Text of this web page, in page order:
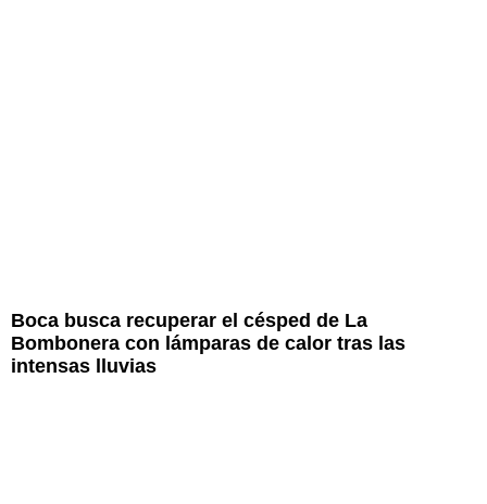
Boca busca recuperar el césped de La
Bombonera con lámparas de calor tras las
intensas lluvias